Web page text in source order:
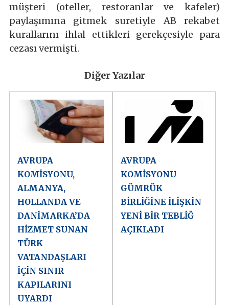
müşteri (oteller, restoranlar ve kafeler)
paylaşımına gitmek suretiyle AB rekabet
kurallarını ihlal ettikleri gerekçesiyle para
cezası vermişti.
Diğer Yazılar
AVRUPA
KOMİSYONU,
ALMANYA,
HOLLANDA VE
DANİMARKA’DA
HİZMET SUNAN
TÜRK
VATANDAŞLARI
İÇİN SINIR
KAPILARINI
UYARDI
AVRUPA
KOMİSYONU
GÜMRÜK
BİRLİĞİNE İLİŞKİN
YENİ BİR TEBLİĞ
AÇIKLADI